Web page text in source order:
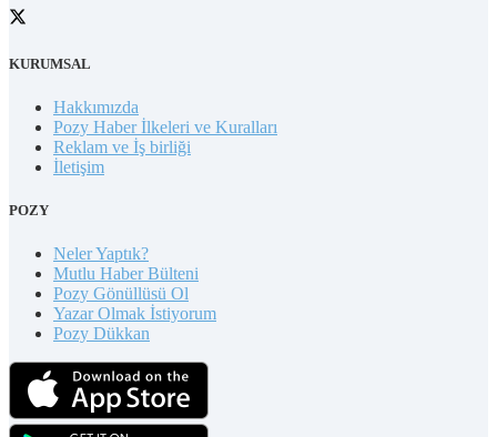
KURUMSAL
Hakkımızda
Pozy Haber İlkeleri ve Kuralları
Reklam ve İş birliği
İletişim
POZY
Neler Yaptık?
Mutlu Haber Bülteni
Pozy Gönüllüsü Ol
Yazar Olmak İstiyorum
Pozy Dükkan